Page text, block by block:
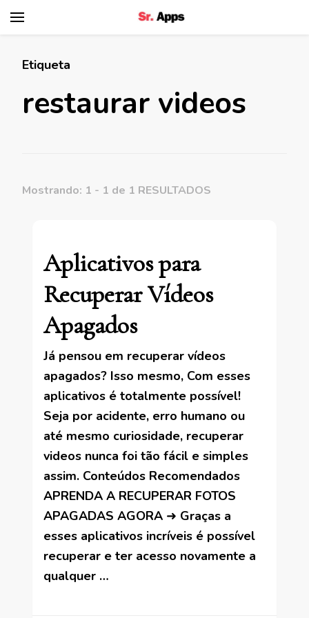
Etiqueta
restaurar videos
Mostrando: 1 - 1 de 1 RESULTADOS
Aplicativos para
Recuperar Vídeos
Apagados
Já pensou em recuperar vídeos
apagados? Isso mesmo, Com esses
aplicativos é totalmente possível!
Seja por acidente, erro humano ou
até mesmo curiosidade, recuperar
videos nunca foi tão fácil e simples
assim. Conteúdos Recomendados
APRENDA A RECUPERAR FOTOS
APAGADAS AGORA ➜ Graças a
esses aplicativos incríveis é possível
recuperar e ter acesso novamente a
qualquer …